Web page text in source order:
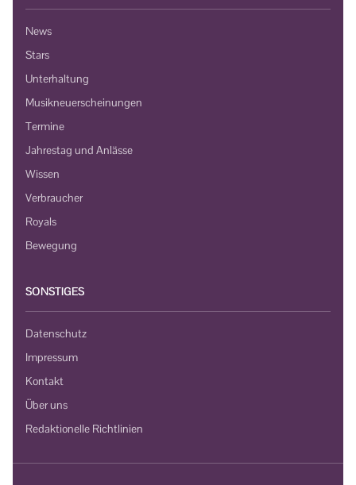
News
Stars
Unterhaltung
Musikneuerscheinungen
Termine
Jahrestag und Anlässe
Wissen
Verbraucher
Royals
Bewegung
SONSTIGES
Datenschutz
Impressum
Kontakt
Über uns
Redaktionelle Richtlinien